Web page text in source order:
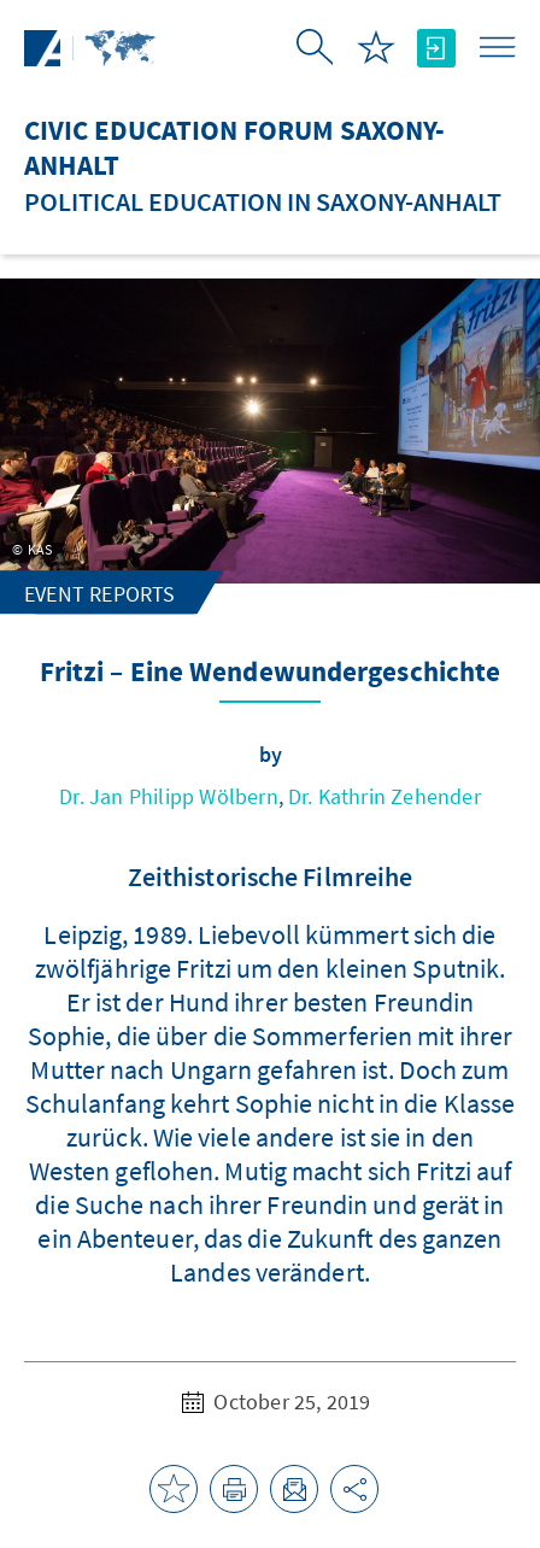
CIVIC EDUCATION FORUM SAXONY-
ANHALT
POLITICAL EDUCATION IN SAXONY-ANHALT
KAS
EVENT REPORTS
Fritzi – Eine Wendewundergeschichte
by
Dr. Jan Philipp Wölbern, Dr. Kathrin Zehender
Zeithistorische Filmreihe
Leipzig, 1989. Liebevoll kümmert sich die
zwölfjährige Fritzi um den kleinen Sputnik.
Er ist der Hund ihrer besten Freundin
Sophie, die über die Sommerferien mit ihrer
Mutter nach Ungarn gefahren ist. Doch zum
Schulanfang kehrt Sophie nicht in die Klasse
zurück. Wie viele andere ist sie in den
Westen geflohen. Mutig macht sich Fritzi auf
die Suche nach ihrer Freundin und gerät in
ein Abenteuer, das die Zukunft des ganzen
Landes verändert.
October 25, 2019